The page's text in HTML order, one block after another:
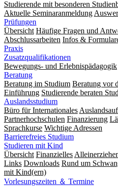
Studierende mit besonderen
Aktuelle Seminaranmeldung
Prüfungen
Übersicht Häufige Fragen und
Abschlussarbeiten Infos &
Praxis
Zusatzqualifikationen
Bewegungs- und Erlebnispädagogik
Beratung
Beratung im Studium Beratung vor
Einführung Studierende beraten
Auslandsstudium
Büro für Internationales
Partnerhochschulen Finanzierung
Sprachkurse Wichtige Adressen
Barrierefreies Studium
Studieren mit Kind
Übersicht Finanzielles
Links Downloads Rund um
mit Kind(ern)
Vorlesungszeiten ＆ Termine